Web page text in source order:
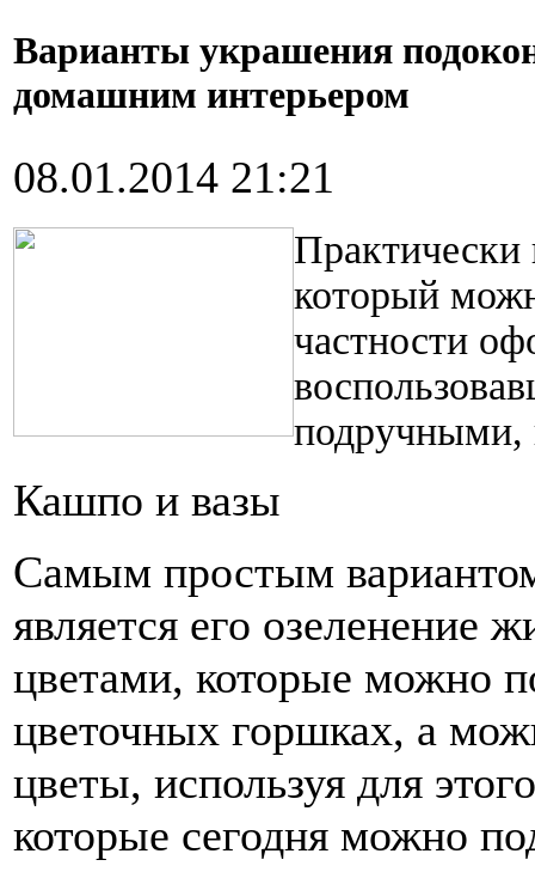
Варианты украшения
домашним интерьером
08.01.2014 21:21
Практически
который
частности
подручными,
Кашпо и вазы
Самым простым
является его озеленение
цветами, которые можно
цветочных горшках, а
цветы, используя для
которые сегодня можно